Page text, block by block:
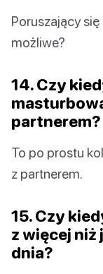
Poruszający
możliwe?
14. Czy
partnerem?
To po prostu
z partnerem.
15. Czy
z więcej niż
dnia?